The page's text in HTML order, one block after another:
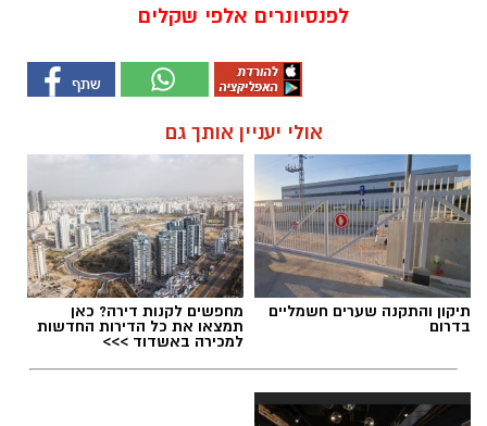
לפנסיונרים אלפי שקלים
אולי יעניין אותך גם
תיקון והתקנה שערים חשמליים
בדרום
מחפשים לקנות דירה? כאן
תמצאו את כל הדירות החדשות
למכירה באשדוד >>>